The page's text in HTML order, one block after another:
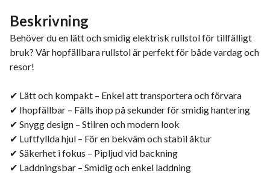
Beskrivning
Behöver du en lätt och smidig elektrisk rullstol för tillfälligt
bruk? Vår hopfällbara rullstol är perfekt för både vardag och
resor!
✔ Lätt och kompakt – Enkel att transportera och förvara
✔ Ihopfällbar – Fälls ihop på sekunder för smidig hantering
✔ Snygg design – Stilren och modern look
✔ Luftfyllda hjul – För en bekväm och stabil åktur
✔ Säkerhet i fokus – Pipljud vid backning
✔ Laddningsbar – Smidig och enkel laddning